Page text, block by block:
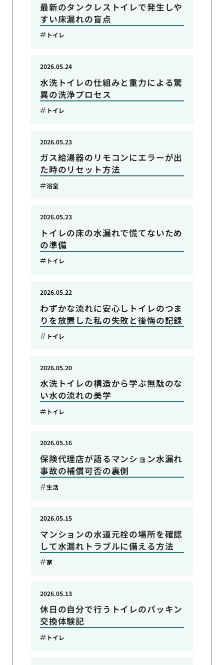
最新のタンクレストイレで発生しや
すい床漏れの盲点
トイレ
水洗トイレの仕組みと重力による驚
異の洗浄プロセス
2026.05.24
トイレ
ガス給湯器のリモコンにエラーが出
た時のリセット方法
2026.05.23
浴室
トイレの床の水漏れで慌てないため
の準備
2026.05.23
トイレ
わずかな流れに安心しトイレのつま
りを放置した私の失敗と後悔の記録
2026.05.22
トイレ
水洗トイレの構造から学ぶ無駄のな
い水の流れの美学
2026.05.20
トイレ
保険代理店が語るマンション水漏れ
事故の補償可否の裏側
2026.05.16
生活
マンションの水道元栓の場所を確認
して水漏れトラブルに備える方法
2026.05.15
家
休日の自分で行うトイレのパッキン
交換体験記
2026.05.13
トイレ